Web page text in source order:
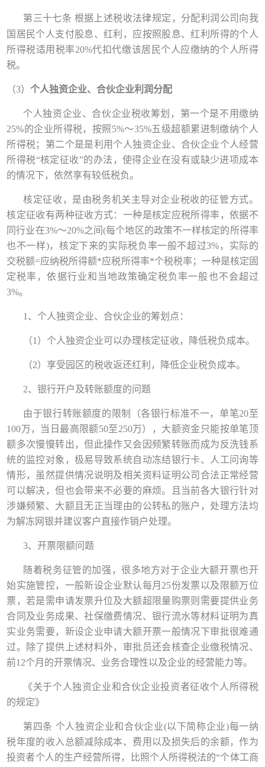
第三十七条 根据上述税收法律规定，分配利润公司向我
国居民个人支付股息、红利，应按照股息、红利所得的个人
所得税适用税率20%代扣代缴该居民个人应缴纳的个人所得
税。
（3）个人独资企业、合伙企业利润分配
个人独资企业、合伙企业税收筹划，第一个是不用缴纳
25%的企业所得税 ，按照5%～35%五级超额累进制缴纳个人
所得税；第二个是是利用个人独资企业、合伙企业个人经营
所得税“核定征收”的办法，使得企业在没有或缺少进项成本
的情况下，依然享有较低税负。
核定征收，是由税务机关主导对企业税收的征管方式。
核定征收有两种征收方式：一种是核定应税所得率，依据不
同行业在3%～20%之间(每个地区的政策不一样核定的所得率
也不一样)， 核定下来的实际税负率一般不超过3%， 实际的
交税额=应纳税所得额*应税所得率*个税税率；一种是核定固
定税率，依据行业和当地政策确定税负率一般也不会超过
3%。
1、个人独资企业、合伙企业的筹划点：
（1）个人独资企业可以办理核定征收，降低税负成本。
（2）享受园区的税收返还红利，降低企业税负成本。
2、银行开户及转账额度的问题
由于银行转账额度的限制 （各银行标准不一，单笔20至
100万，当日最高限额50至250万），大额资金只能按单笔顶
额多次慢慢转出，但此操作又会因频繁转账而成为反洗钱系
统的监控对象，极易导致系统自动冻结银行卡、人工问询等
情形，虽然提供情况说明及相关资料证明公司合法正常经营
可以解决，但也会带来不必要的麻烦。且当前各大银行针对
涉嫌频繁、大额且无正当理由的公转私的账户，处理方法均
为解冻网银并建议客户直接作销户处理。
3、开票限额问题
随着税务征管的加强，很多地方对于企业大额开票也开
始实施管控，一般新设企业默认每月 25份发票以及限额万位
票，若是需申请发票升位及大额超限量购票则需要提供业务
合同及业务成果、社保缴费情况、银行流水等材料证明为真
实业务需要，新设企业申请大额开票一般情况下审批很难通
过。除了提供上述材料外，审批员还会核查企业缴税情况、
前12个月的开票情况、业务合理性以及企业的经营能力等。
《关于个人独资企业和合伙企业投资者征收个人所得税
的规定》
第四条 个人独资企业和合伙企业(以下简称企业)每一纳
税年度的收入总额减除成本、费用以及损失后的余额，作为
投资者个人的生产经营所得，比照个人所得税法的“个体工商